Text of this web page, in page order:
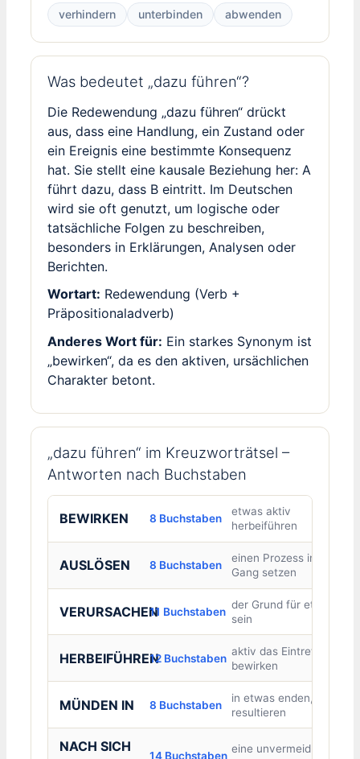
verhindern unterbinden abwenden
Was bedeutet „dazu führen“?
Die Redewendung „dazu führen“ drückt
aus, dass eine Handlung, ein Zustand oder
ein Ereignis eine bestimmte Konsequenz
hat. Sie stellt eine kausale Beziehung her: A
führt dazu, dass B eintritt. Im Deutschen
wird sie oft genutzt, um logische oder
tatsächliche Folgen zu beschreiben,
besonders in Erklärungen, Analysen oder
Berichten.
Wortart: Redewendung (Verb +
Präpositionaladverb)
Anderes Wort für: Ein starkes Synonym ist
„bewirken“, da es den aktiven, ursächlichen
Charakter betont.
„dazu führen“ im Kreuzworträtsel –
Antworten nach Buchstaben
BEWIRKEN 8 Buchstaben
etwas aktiv
herbeiführen
AUSLÖSEN 8 Buchstaben
einen Prozess in
Gang setzen
VERURSACHEN11 Buchstaben
der Grund für etwas
sein
HERBEIFÜHREN12 Buchstaben
aktiv das Eintreten
bewirken
MÜNDEN IN 8 Buchstaben
in etwas enden,
resultieren
NACH SICH
14 Buchstaben
eine unvermeidliche